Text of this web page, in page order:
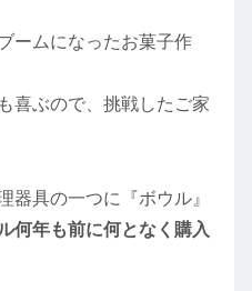
ームになったお菓子作
喜ぶので、挑戦したご家
器具の一つに『ボウル』
何年も前に何となく購入